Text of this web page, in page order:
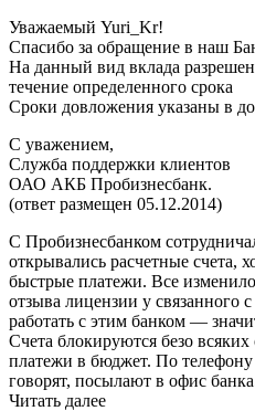
Уважаемый Yuri_Kr!
Спасибо за обращение в наш
На данный вид вклада
течение определенного срока
Сроки довложения указаны в
С уважением,
Служба поддержки клиентов
ОАО АКБ Пробизнесбанк.
(ответ размещен 05.12.2014)
С Пробизнесбанком
открывались расчетные счета,
быстрые платежи. Все
отзыва лицензии у связанного
работать с этим банком —
Счета блокируются безо
платежи в бюджет. По
говорят, посылают в офис
Читать далее